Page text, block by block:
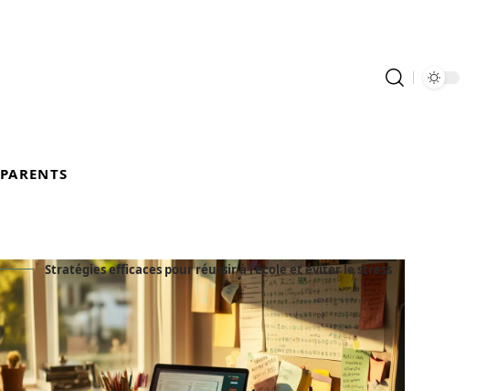
PARENTS
Stratégies efficaces pour réussir à l'école et éviter le stress